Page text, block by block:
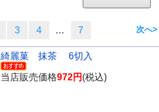
>
3 4 … 7
綺麗菓 抹茶 6切入
当店販売価格972円 (税込)